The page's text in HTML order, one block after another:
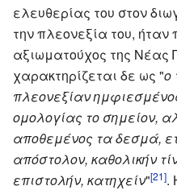
ελευθερίας του στον
την πλεονεξία του,
αξιωματούχος της Νέας
χαρακτηρίζεται δε ως "ο
πλεονεξίαν
ομολογίας το σημείον,
αποθεμένος τα δεσμά,
απόστολον, καθολικήν
επιστολήν, κατηχείν"[21].